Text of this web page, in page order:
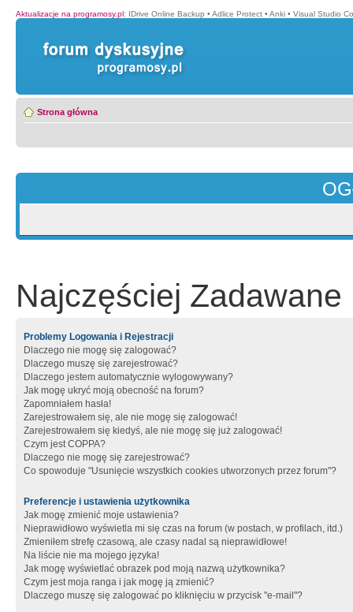
Aktualizacje na programosy.pl: IDrive Online Backup • Adlice Protect • Anki • Visual Studio
Strona główna
Najczęściej Zadawane
Problemy Logowania i Rejestracji
Dlaczego nie mogę się zalogować?
Dlaczego muszę się zarejestrować?
Dlaczego jestem automatycznie wylogowywany?
Jak mogę ukryć moją obecność na forum?
Zapomniałem hasła!
Zarejestrowałem się, ale nie mogę się zalogować!
Zarejestrowałem się kiedyś, ale nie mogę się już zalogować!
Czym jest COPPA?
Dlaczego nie mogę się zarejestrować?
Co spowoduje "Usunięcie wszystkich cookies utworzonych przez forum"?
Preferencje i ustawienia użytkownika
Jak mogę zmienić moje ustawienia?
Nieprawidłowo wyświetla mi się czas na forum (w postach, w profilach, itd.)
Zmieniłem strefę czasową, ale czasy nadal są nieprawidłowe!
Na liście nie ma mojego języka!
Jak mogę wyświetlać obrazek pod moją nazwą użytkownika?
Czym jest moja ranga i jak mogę ją zmienić?
Dlaczego muszę się zalogować po kliknięciu w przycisk "e-mail"?